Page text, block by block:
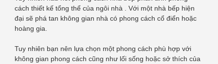
cách thiết kế tổng thể của ngôi nhà . Với một nhà bếp hiện
đại sẽ phá tan không gian nhà có phong cách cổ điển hoặc
hoàng gia.
Tuy nhiên bạn nên lựa chọn một phong cách phù hợp với
không gian phong cách cũng như lối sống hoặc sở thích của